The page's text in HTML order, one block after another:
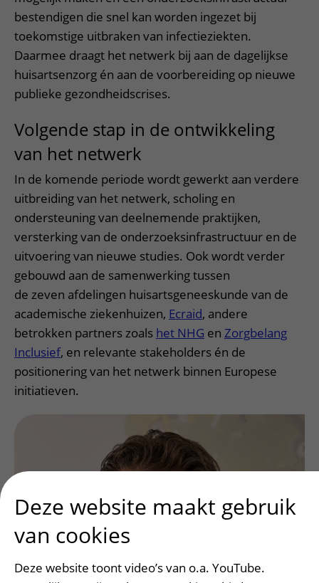
bestendigen die snel kan worden ingezet bij
toekomstige uitbraken van infectieziekten.
Daarmee draagt het netwerk bij aan de dagelijkse
huisartsenzorg én aan de voorbereiding op nieuwe
publieke gezondheidscrises.
Volgende stap in de ontwikkeling
van het netwerk
In de komende periode wordt gewerkt aan verdere
uitbreiding van het netwerk, scholing en
ondersteuning van deelnemende praktijken,
versterking van de onderzoeksinfrastructuur en de
uitvoering van nieuwe studies. Ook wordt verder
gebouwd aan de samenwerking tussen
de zeven afdelingen huisartsgeneeskunde van de
academische ziekenhuizen, Ecraid, andere
betrokken partners zoals het NHG en Zorgbelang
Inclusief, en relevante stakeholders én de
positionering van het netwerk binnen Europese
initiatieven.
Deze website maakt gebruik
van cookies
Deze website toont video’s van o.a. YouTube.